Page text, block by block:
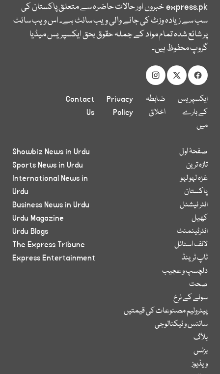
express.pkخبروں اور حالات حاضرہ سے متعلق پاکستان کی
سب سے زیادہ وزٹ کی جانے والی ویب سائٹ ہے۔ اس ویب سائٹ
پر شائع شدہ تمام مواد کے جملہ حقوق بحق ایکسپریس میڈیا
گروپ محفوظ ہیں۔
ایکسپریس
کے بارے
میں
ضابطہ
اخلاق
Privacy
Policy
Contact
Us
صفحۂ اول
تازہ ترین
غزہ لہو لہو
پاکستان
انٹر نیشنل
کھیل
انٹرٹینمنٹ
لائف اسٹائل
ٹاپ ٹرینڈ
دلچسپ و عجیب
صحت
سونے کے نرخ
پیٹرولیم مصنوعات کی قیمتیں
سائنس و ٹیکنالوجی
بلاگ
بزنس
ویڈیوز
Showbiz News in Urdu
Sports News in Urdu
International News in
Urdu
Business News in Urdu
Urdu Magazine
Urdu Blogs
The Express Tribune
Express Entertainment